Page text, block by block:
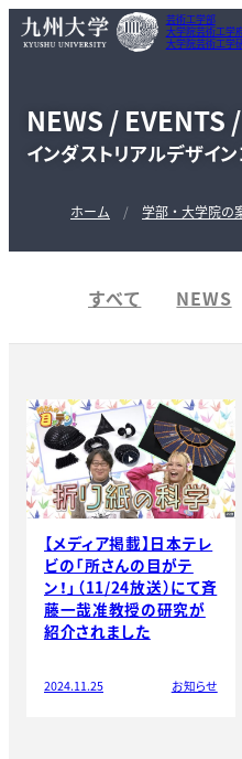
芸術工学部
大学院芸術工学
大学院芸術工学
NEWS / EVENTS
インダストリアルデザイ
ホーム 学部・大学院の
すべて NEWS
【メディア掲載】日本テレ
ビの「所さんの目がテ
ン！」（11/24放送）にて斉
藤一哉准教授の研究が
紹介されました
2024.11.25 お知らせ